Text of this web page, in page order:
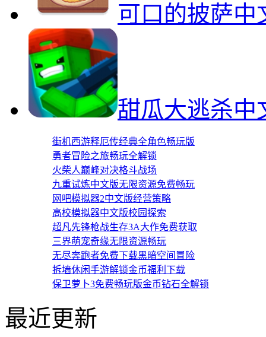
可口的披萨中
甜瓜大逃杀中
街机西游释厄传经典全角色畅玩版
勇者冒险之旅畅玩全解锁
火柴人巅峰对决格斗战场
九重试炼中文版无限资源免费畅玩
网吧模拟器2中文版经营策略
高校模拟器中文版校园探索
超凡先锋枪战生存3A大作免费获取
三界萌宠奇缘无限资源畅玩
无尽奔跑者免费下载黑暗空间冒险
拆墙休闲手游解锁金币福利下载
保卫萝卜3免费畅玩版金币钻石全解锁
最近更新